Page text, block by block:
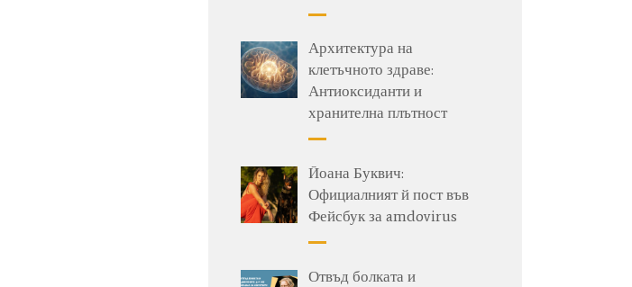
Архитектура на
клетъчното здраве:
Антиоксиданти и
хранителна плътност
Йоана Буквич:
Официалният й пост във
Фейсбук за amdovirus
Отвъд болката и